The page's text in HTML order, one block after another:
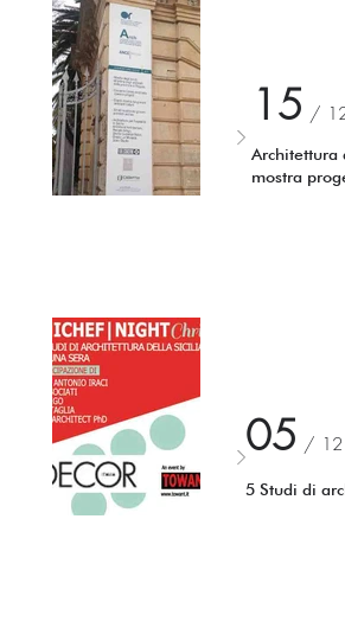
15 /
Architettura
mostra
05 / 12
5 Studi di